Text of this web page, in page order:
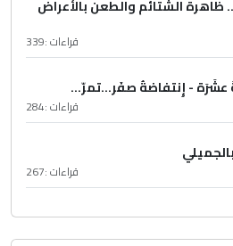
ظاهرة الشتائم والطعن بالأعراض
قراءات :339
عشَرَة - إِنتفاضةُ صفَر…تمرّ...
قراءات :284
قراءات :267